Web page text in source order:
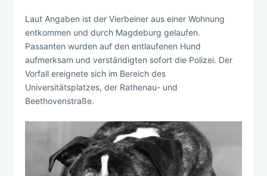
Laut Angaben ist der Vierbeiner aus einer Wohnung
entkommen und durch Magdeburg gelaufen.
Passanten wurden auf den entlaufenen Hund
aufmerksam und verständigten sofort die Polizei. Der
Vorfall ereignete sich im Bereich des
Universitätsplatzes, der Rathenau- und
Beethovenstraße.